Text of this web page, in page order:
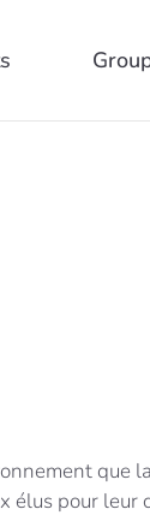
que
élus pour leur